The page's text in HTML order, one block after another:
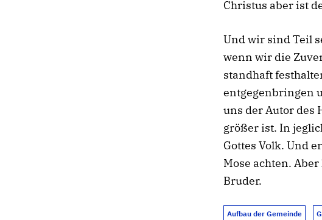
Christus aber ist
Und wir sind Teil
wenn wir die
standhaft
entgegenbringen
uns der Autor des
größer ist. In
Gottes Volk. Und
Mose achten.
Bruder.
Aufbau der Gemeinde